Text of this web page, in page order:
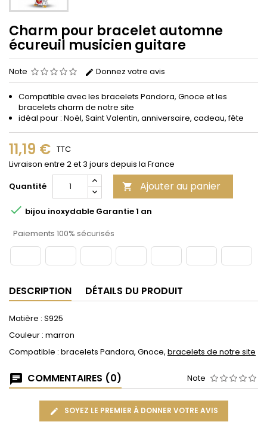
Charm pour bracelet automne
écureuil musicien guitare
Note Donnez votre avis
Compatible avec les bracelets Pandora, Gnoce et les
bracelets charm de notre site
idéal pour : Noël, Saint Valentin, anniversaire, cadeau, fête
11,19 € TTC
Livraison entre 2 et 3 jours depuis la France
Quantité
 Ajouter au panier
 bijou inoxydable Garantie 1 an
Paiements 100% sécurisés
DESCRIPTION DÉTAILS DU PRODUIT
Matière : S925
Couleur : marron
Compatible : bracelets Pandora, Gnoce, bracelets de notre site
COMMENTAIRES (0) Note
SOYEZ LE PREMIER À DONNER VOTRE AVIS